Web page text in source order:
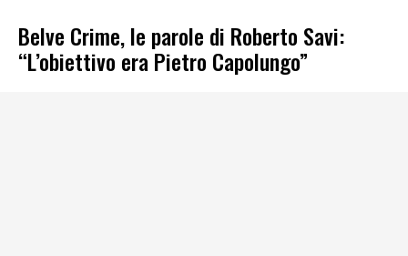
Belve Crime, le parole di Roberto Savi:
“L’obiettivo era Pietro Capolungo”